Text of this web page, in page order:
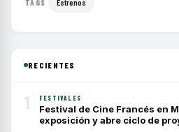
TAGS
RECIENTES
1 FESTIVALES
Festival de Cine Francés en
exposición y abre ciclo de